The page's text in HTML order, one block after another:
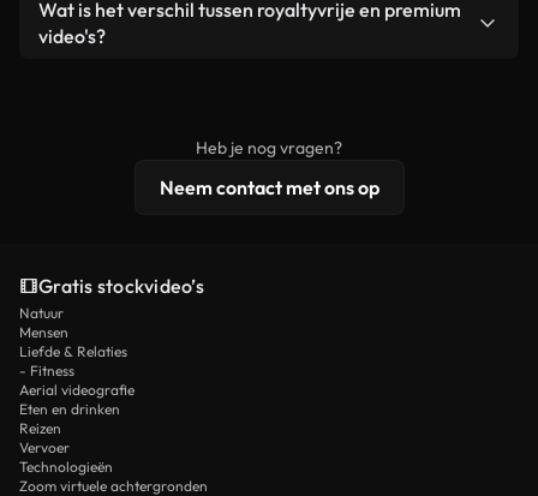
een losstaand product.
remixen. Zorg er wel voor dat het eindproduct
Wat is het verschil tussen royaltyvrije en premium
video's?
licentiebescherming omvat.
Heb je nog vragen?
Neem contact met ons op
Gratis stockvideo’s
Natuur
Mensen
Liefde & Relaties
- Fitness
Aerial videografie
Eten en drinken
Reizen
Vervoer
Technologieën
Zoom virtuele achtergronden